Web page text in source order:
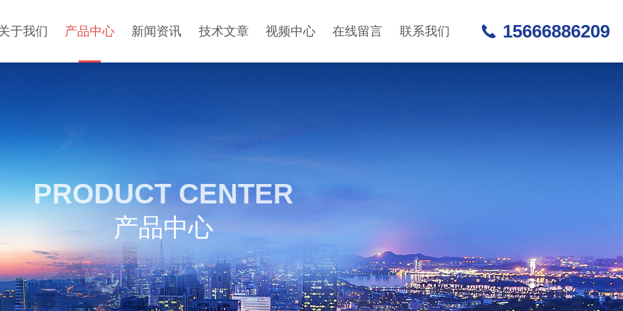
于我们 产品中心 新闻资讯 技术文章 视频中心 在线留言 联系我们 15666886209
PRODUCT CENTER
产品中心